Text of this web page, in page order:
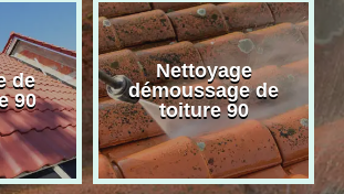
de
90
Nettoyage
démoussage de
toiture 90